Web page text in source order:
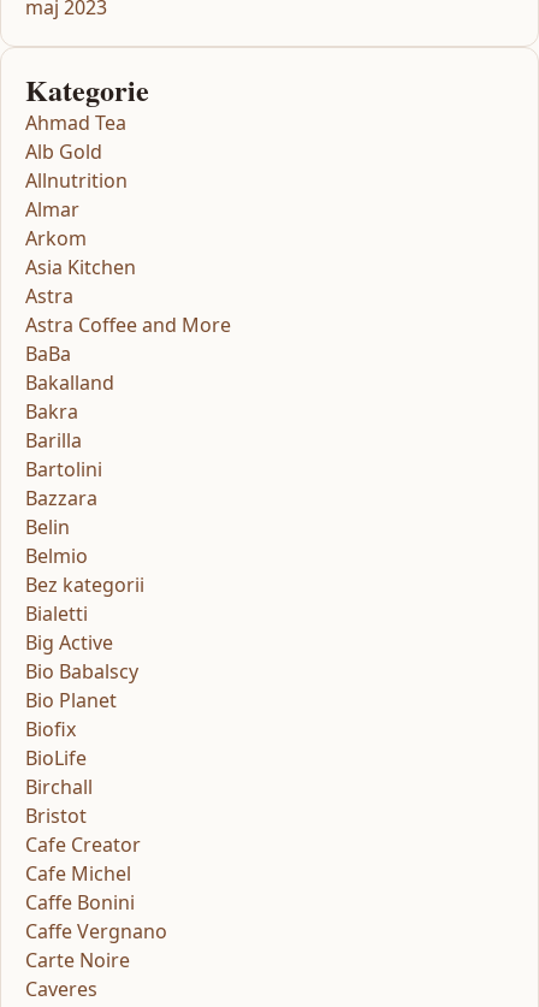
maj 2023
Kategorie
Ahmad Tea
Alb Gold
Allnutrition
Almar
Arkom
Asia Kitchen
Astra
Astra Coffee and More
BaBa
Bakalland
Bakra
Barilla
Bartolini
Bazzara
Belin
Belmio
Bez kategorii
Bialetti
Big Active
Bio Babalscy
Bio Planet
Biofix
BioLife
Birchall
Bristot
Cafe Creator
Cafe Michel
Caffe Bonini
Caffe Vergnano
Carte Noire
Caveres